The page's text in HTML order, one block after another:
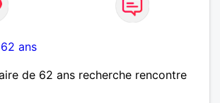
62 ans
de 62 ans recherche rencontre